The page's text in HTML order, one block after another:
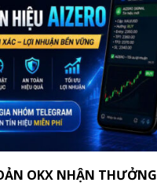
OKX NHẬN THƯỞNG